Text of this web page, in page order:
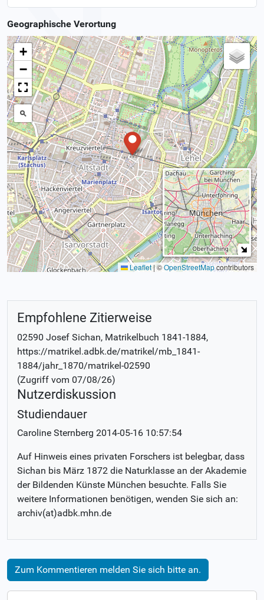
Geographische Verortung
+
−
Leaflet|©OpenStreetMapcontributors
Empfohlene Zitierweise
02590 Josef Sichan, Matrikelbuch 1841-1884,
https://matrikel.adbk.de/matrikel/mb_1841-
1884/jahr_1870/matrikel-02590
(Zugriff vom 07/08/26)
Nutzerdiskussion
Studiendauer
Caroline Sternberg 2014-05-16 10:57:54
Auf Hinweis eines privaten Forschers ist belegbar, dass
Sichan bis März 1872 die Naturklasse an der Akademie
der Bildenden Künste München besuchte. Falls Sie
weitere Informationen benötigen, wenden Sie sich an:
archiv(at)adbk.mhn.de
Zum Kommentieren melden Sie sich bitte an.